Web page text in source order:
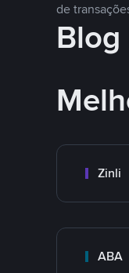
de
Blog
Zinli
ABA